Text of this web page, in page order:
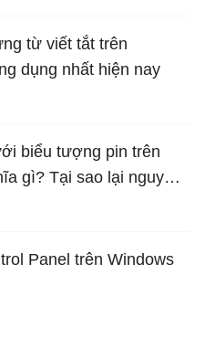
từ viết tắt trên
dụng nhất hiện nay
biểu tượng pin trên
gì? Tại sao lại nguy
Panel trên Windows